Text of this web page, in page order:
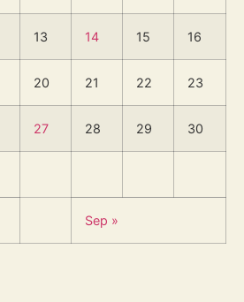
13 14 15 16
20 21 22 23
27 28 29 30
Sep »